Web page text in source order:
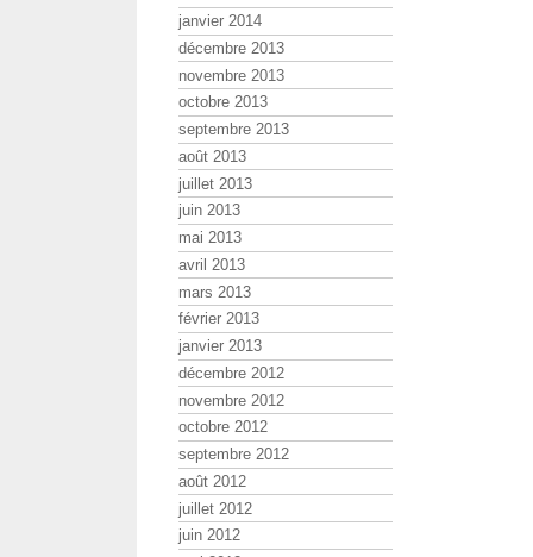
janvier 2014
décembre 2013
novembre 2013
octobre 2013
septembre 2013
août 2013
juillet 2013
juin 2013
mai 2013
avril 2013
mars 2013
février 2013
janvier 2013
décembre 2012
novembre 2012
octobre 2012
septembre 2012
août 2012
juillet 2012
juin 2012